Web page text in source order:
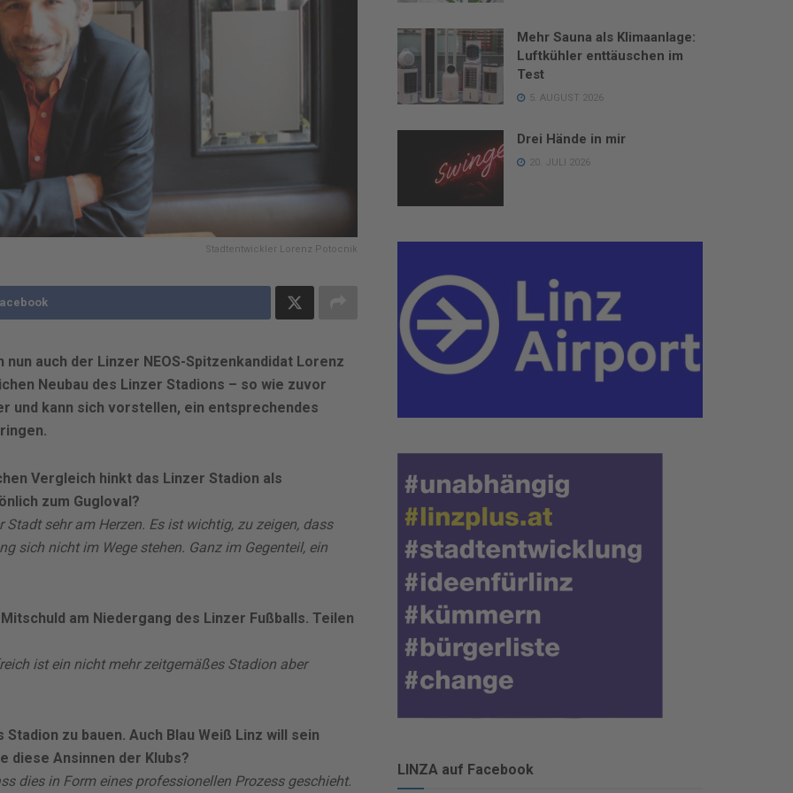
Stadtentwickler Lorenz Potocnik
auch der Linzer NEOS-Spitzenkandidat Lorenz
Neubau des Linzer Stadions – so wie zuvor
und kann sich vorstellen, ein entsprechendes
Vergleich hinkt das Linzer Stadion als
zum Gugloval?
sehr am Herzen. Es ist wichtig, zu zeigen, dass
sich nicht im Wege stehen. Ganz im Gegenteil, ein
am Niedergang des Linzer Fußballs. Teilen
ist ein nicht mehr zeitgemäßes Stadion aber
zu bauen. Auch Blau Weiß Linz will sein
diese Ansinnen der Klubs?
dies in Form eines professionellen Prozess geschieht.
Mehr Sauna als Klimaanlage:
Luftkühler enttäuschen im
Test
5. AUGUST 2026
Drei Hände in mir
20. JULI 2026
LINZA auf Facebook